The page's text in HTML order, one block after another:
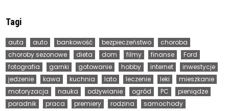
Tagi
auta auto bankowość bezpieczeństwo
choroba
choroby sezonowe
dieta dom filmy finanse
Ford
fotografia
garnki gotowanie hobby internet
inwestycje
jedzenie
kawa kuchnia lato leczenie leki
mieszkanie
motoryzacja
nauka odżywianie ogród PC
pieniądze
poradnik
praca premiery rodzina samochody